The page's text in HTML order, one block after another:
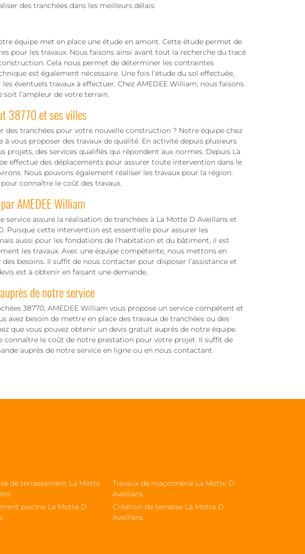
des tranchées dans les meilleurs délais.
équipe met en place une étude en amont. Cette étude permet de
pour les travaux. Nous faisons ainsi avant tout la recherche du tracé
Cela nous permet de déterminer les contraintes
est également nécessaire. Une fois l’étude du sol effectuée,
éventuels travaux à effectuer. Chez AMEDEE William, nous faisons
soit l’ampleur de votre terrain.
38770 et ses villes
des tranchées pour votre nouvelle construction ? Notre équipe chez
à vous proposer des travaux de qualité. En activité depuis plusieurs
projets, des services qualifiés qui répondent aux normes. Depuis La
effectue des déplacements pour assurer toute intervention dans le
Nous pouvons également réaliser les travaux pour la région.
connaître le coût des travaux.
AMEDEE William
assure la réalisation de tranchées à La Motte D Aveillans et
Puisque cette intervention est essentielle pour assurer les
aussi pour les fondations de l’habitation et du bâtiment, il est
les travaux. Avec une équipe compétente, nous mettons en
besoins. Il suffit de nous contacter pour disposer l’assistance et
est à obtenir en faisant une demande.
de notre service
38770, AMEDEE William vous propose un service compétent et
avez besoin de mettre en place des travaux de tranchées ou des
que vous pouvez obtenir un devis gratuit auprès de notre équipe.
connaître le coût de notre prestation pour votre projet. Il suffit de
auprès de notre service en ligne ou en nous contactant
de terrassement La Motte
piscine La Motte D
Travaux de maçonnerie La Motte D
Aveillans
Création de terrasse La Motte D
Aveillans